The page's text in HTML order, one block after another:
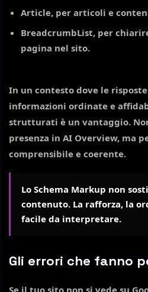
Article, per articoli e
BreadcrumbList, per
pagina nel sito.
In un contesto dove le
informazioni ordinate e
strutturati è un vantaggio.
presenza in AI Overview, ma
comprensibile e coerente.
Lo Schema Markup non
contenuto. La rafforza, la
facile da interpretare.
Gli errori che fanno
Se il tuo sito non si vede su